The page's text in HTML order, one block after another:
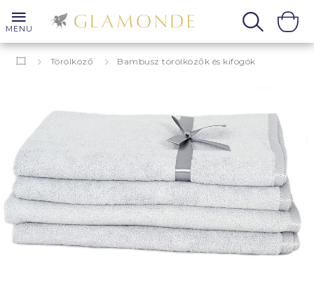
MENU
Törölköző Bambusz törölközők és kifogók